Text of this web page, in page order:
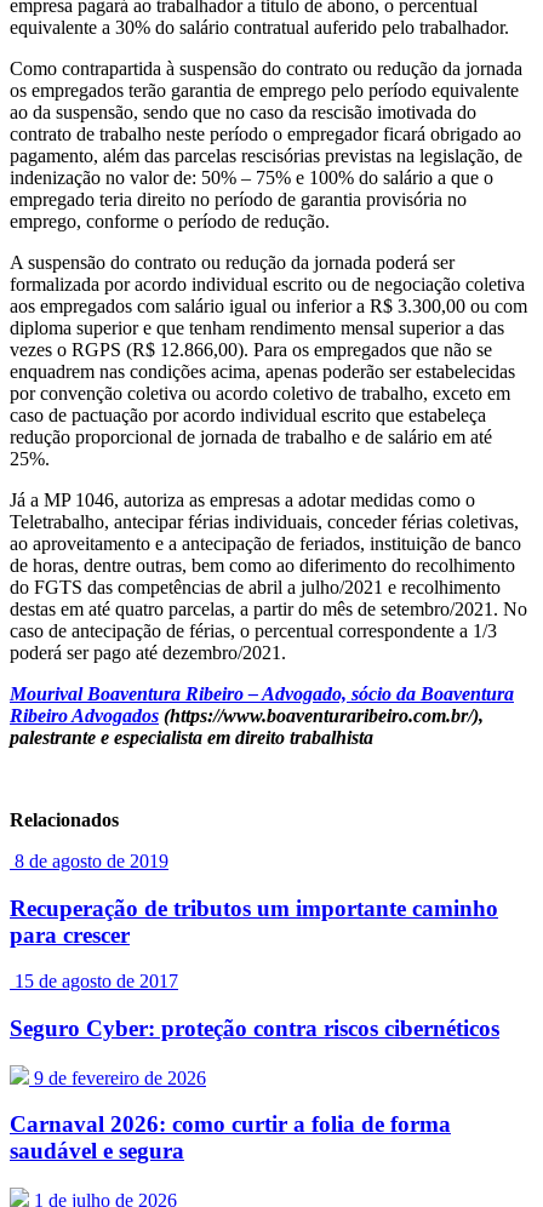
empresa pagará ao trabalhador a titulo de abono, o percentual
equivalente a 30% do salário contratual auferido pelo trabalhador.
Como contrapartida à suspensão do contrato ou redução da jornada
os empregados terão garantia de emprego pelo período equivalente
ao da suspensão, sendo que no caso da rescisão imotivada do
contrato de trabalho neste período o empregador ficará obrigado ao
pagamento, além das parcelas rescisórias previstas na legislação, de
indenização no valor de: 50% – 75% e 100% do salário a que o
empregado teria direito no período de garantia provisória no
emprego, conforme o período de redução.
A suspensão do contrato ou redução da jornada poderá ser
formalizada por acordo individual escrito ou de negociação coletiva
aos empregados com salário igual ou inferior a R$ 3.300,00 ou com
diploma superior e que tenham rendimento mensal superior a das
vezes o RGPS (R$ 12.866,00). Para os empregados que não se
enquadrem nas condições acima, apenas poderão ser estabelecidas
por convenção coletiva ou acordo coletivo de trabalho, exceto em
caso de pactuação por acordo individual escrito que estabeleça
redução proporcional de jornada de trabalho e de salário em até
25%.
Já a MP 1046, autoriza as empresas a adotar medidas como o
Teletrabalho, antecipar férias individuais, conceder férias coletivas,
ao aproveitamento e a antecipação de feriados, instituição de banco
de horas, dentre outras, bem como ao diferimento do recolhimento
do FGTS das competências de abril a julho/2021 e recolhimento
destas em até quatro parcelas, a partir do mês de setembro/2021. No
caso de antecipação de férias, o percentual correspondente a 1/3
poderá ser pago até dezembro/2021.
Mourival Boaventura Ribeiro – Advogado, sócio da Boaventura
Ribeiro Advogados (https://www.boaventuraribeiro.com.br/),
palestrante e especialista em direito trabalhista
Relacionados
8 de agosto de 2019
Recuperação de tributos um importante caminho
para crescer
15 de agosto de 2017
Seguro Cyber: proteção contra riscos cibernéticos
9 de fevereiro de 2026
Carnaval 2026: como curtir a folia de forma
saudável e segura
1 de julho de 2026